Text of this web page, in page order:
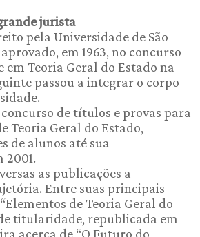
jurista
pela Universidade de São
aprovado, em 1963, no concurso
Teoria Geral do Estado na
passou a integrar o corpo
concurso de títulos e provas para
Teoria Geral do Estado,
de alunos até sua
2001.
as publicações a
Entre suas principais
de Teoria Geral do
titularidade, republicada em
acerca de “O Futuro do